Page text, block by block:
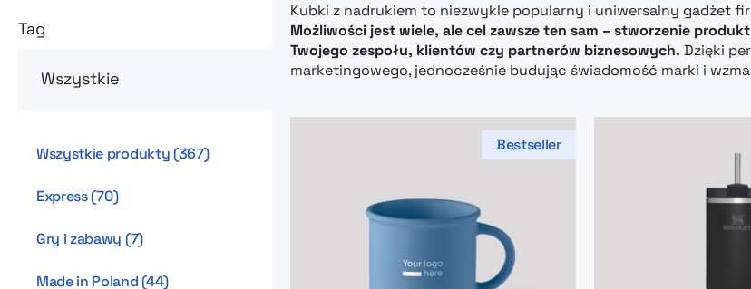
Tag
Wszystkie produkty(367)
Express(70)
Gry i zabawy (7)
Made in Poland(44)
Kubki z nadrukiem to niezwykle popularny i uniwersalny gadżet
Możliwości jest wiele, ale cel zawsze ten sam – stworzenie
Twojego zespołu, klientów czy partnerów biznesowych. Dzięki
marketingowego, jednocześnie budując świadomość marki i
Bestseller